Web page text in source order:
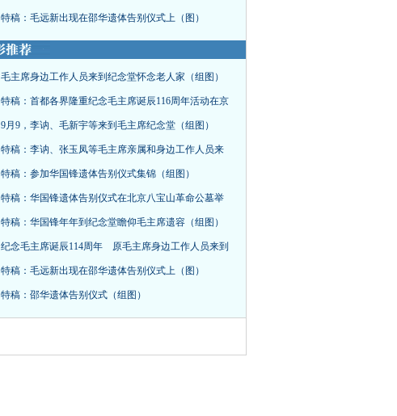
特稿：毛远新出现在邵华遗体告别仪式上（图）
毛主席身边工作人员来到纪念堂怀念老人家（组图）
特稿：首都各界隆重纪念毛主席诞辰116周年活动在京
9月9，李讷、毛新宇等来到毛主席纪念堂（组图）
特稿：李讷、张玉凤等毛主席亲属和身边工作人员来
特稿：参加华国锋遗体告别仪式集锦（组图）
特稿：华国锋遗体告别仪式在北京八宝山革命公墓举
特稿：华国锋年年到纪念堂瞻仰毛主席遗容（组图）
纪念毛主席诞辰114周年 原毛主席身边工作人员来到
特稿：毛远新出现在邵华遗体告别仪式上（图）
特稿：邵华遗体告别仪式（组图）